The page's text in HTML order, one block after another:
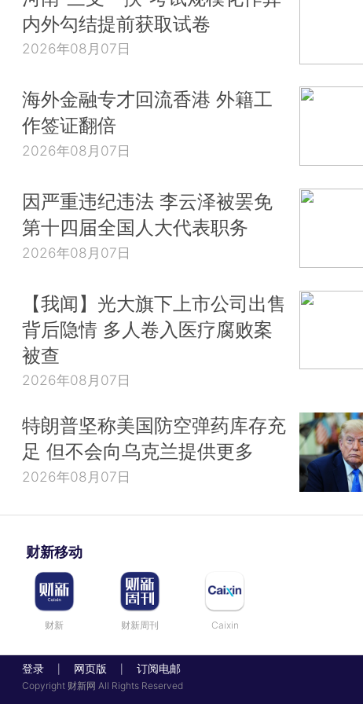
内外勾结提前获取试卷
2026年08月07日
海外金融专才回流香港 外籍工
作签证翻倍
2026年08月07日
因严重违纪违法 李云泽被罢免
第十四届全国人大代表职务
2026年08月07日
【我闻】光大旗下上市公司出售
背后隐情 多人卷入医疗腐败案
被查
2026年08月07日
特朗普坚称美国防空弹药库存充
足 但不会向乌克兰提供更多
2026年08月07日
财新移动
财新 财新周刊 Caixin
登录 网页版 订阅电邮
Copyright 财新网 All Rights Reserved